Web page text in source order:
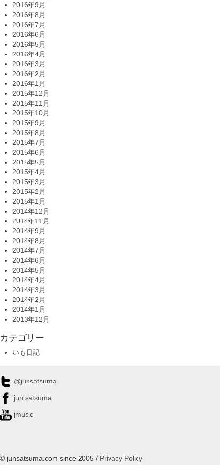
2016年9月
2016年8月
2016年7月
2016年6月
2016年5月
2016年4月
2016年3月
2016年2月
2016年1月
2015年12月
2015年11月
2015年10月
2015年9月
2015年8月
2015年7月
2015年6月
2015年5月
2015年4月
2015年3月
2015年2月
2015年1月
2014年12月
2014年11月
2014年9月
2014年8月
2014年7月
2014年6月
2014年5月
2014年4月
2014年3月
2014年2月
2014年1月
2013年12月
カテゴリー
いも日記
@junsatsuma
jun.satsuma
jmusic
© junsatsuma.com since 2005 / Privacy Policy